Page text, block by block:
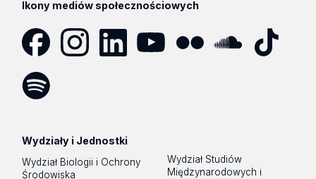
Ikony mediów społecznościowych
Wydziały i Jednostki
Wydział Biologii i Ochrony
Środowiska
Wydział Studiów
Międzynarodowych i